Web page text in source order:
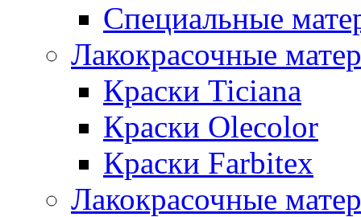
Специальные
Лакокрасочные
Краски Ticiana
Краски Olecolor
Краски Farbitex
Лакокрасочные